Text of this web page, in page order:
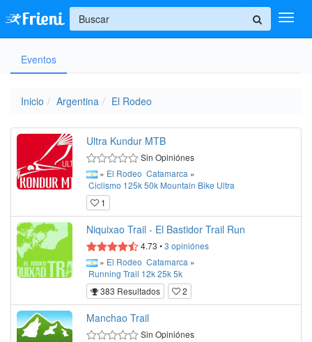
Ingresar
+
Eventos
Inicio Argentina El Rodeo
Ultra Kundur MTB
Sin Opiniónes
» El Rodeo Catamarca »
Ciclismo 125k50k Mountain Bike Ultra
1
Niquixao Trail - El Bastidor Trail Run
4.73 •3 opiniónes
» El Rodeo Catamarca »
Running Trail 12k25k5k
383 Resultados
2
Manchao Trail
Sin Opiniónes